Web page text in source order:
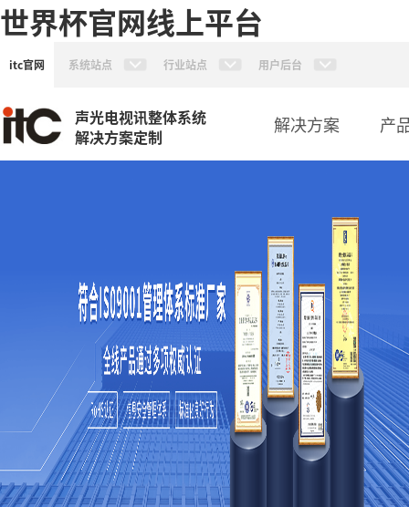
世界杯官网线上平台
itc官网 系统站点 行业站点 用户后台
声光电视讯整体系统
解决方案定制
解决方案 产